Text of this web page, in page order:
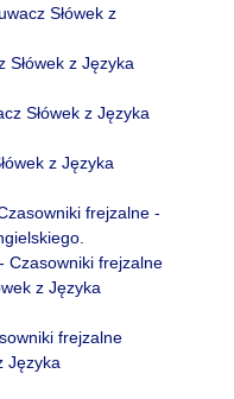
Słówek z
Słówek z Języka
Słówek z Języka
z Języka
frejzalne -
Czasowniki frejzalne
z Języka
frejzalne
Języka